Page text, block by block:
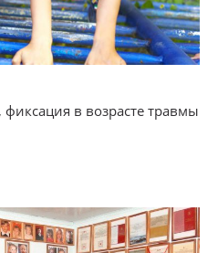
в возрасте травмы